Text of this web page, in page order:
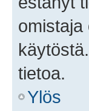
omistaja
tietoa.
Ylös